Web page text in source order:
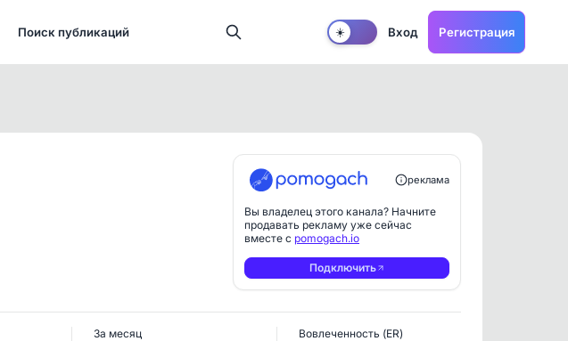
Поиск публикаций ☀️ Вход Регистрация
реклама
Вы владелец этого канала? Начните
продавать рекламу уже сейчас
вместе с pomogach.io
Подключить
За месяц Вовлеченность (ER)